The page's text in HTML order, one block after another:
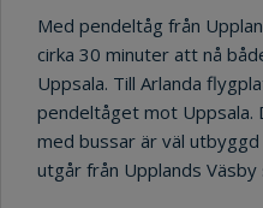
Med pendeltåg från
cirka 30 minuter att nå
Uppsala. Till Arlanda
pendeltåget mot Uppsala.
med bussar är väl
utgår från Upplands Väsby